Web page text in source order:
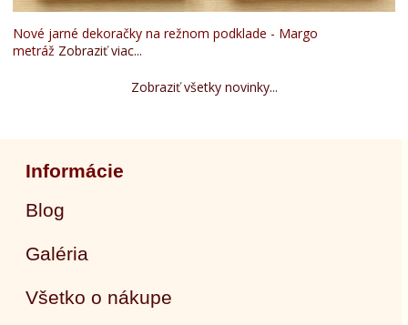
Nové jarné dekoračky na režnom podklade - Margo
metráž Zobraziť viac...
Zobraziť všetky novinky...
Informácie
Blog
Galéria
Všetko o nákupe